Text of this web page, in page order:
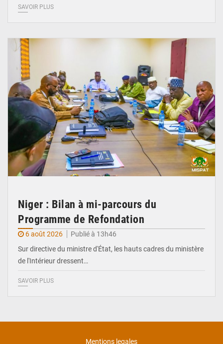
SAVOIR PLUS
Niger : Bilan à mi-parcours du
Programme de Refondation
6 août 2026
Publié à 13h46
Sur directive du ministre d'État, les hauts cadres du ministère
de l'Intérieur dressent…
SAVOIR PLUS
Mentions legales